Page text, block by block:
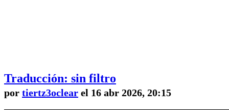
Traducción: sin filtro
por tiertz3oclear el 16 abr 2026, 20:15